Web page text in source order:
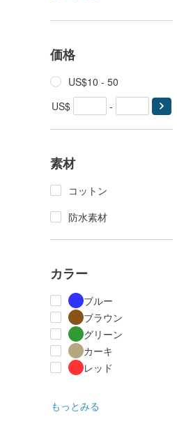
価格
US$10 - 50
US$
-
素材
コットン
防水素材
カラー
ブルー
ブラウン
グリーン
カーキ
レッド
もっとみる